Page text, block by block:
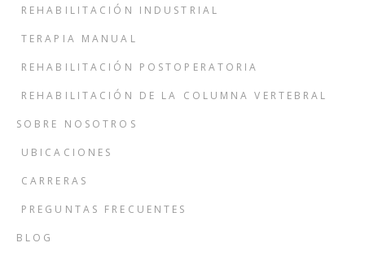
REHABILITACIÓN INDUSTRIAL
TERAPIA MANUAL
REHABILITACIÓN POSTOPERATORIA
REHABILITACIÓN DE LA COLUMNA VERTEBRAL
SOBRE NOSOTROS
UBICACIONES
CARRERAS
PREGUNTAS FRECUENTES
BLOG